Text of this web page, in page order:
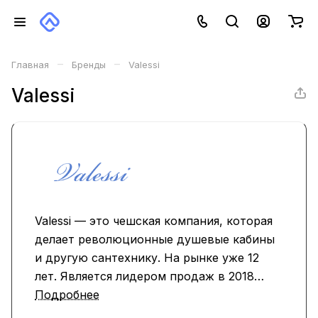
Главная – Бренды – Valessi
Valessi
Valessi — это чешская компания, которая
делает революционные душевые кабины
и другую сантехнику. На рынке уже 12
лет. Является лидером продаж в 2018
году. Команда занимается полным циклом
Подробнее